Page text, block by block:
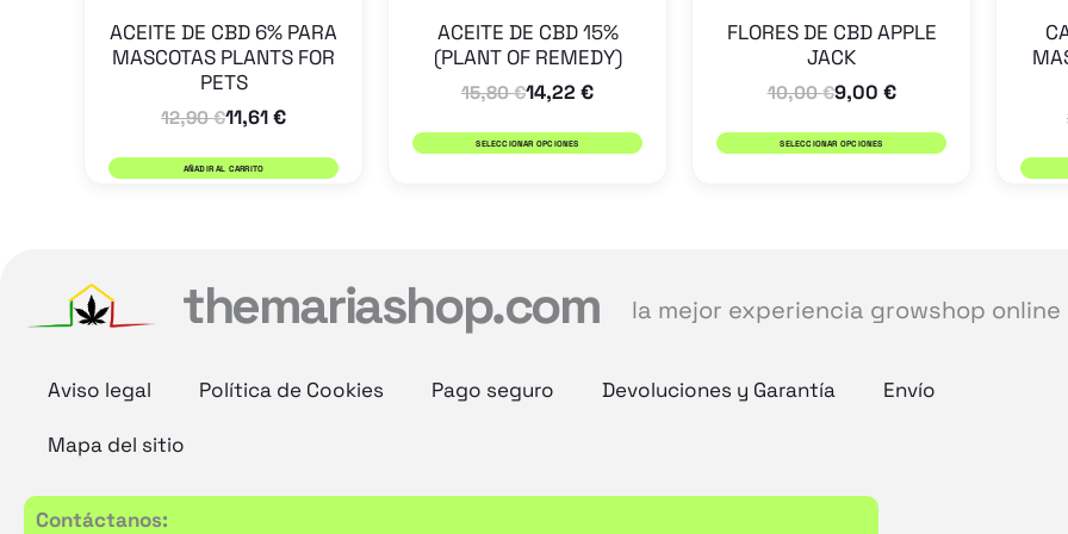
ACEITE DE CBD 6% PARA
MASCOTAS PLANTS FOR
PETS
12,90€11,61€
AÑADIR AL CARRITO
ACEITE DE CBD 15%
(PLANT OF REMEDY)
15,80€14,22 €
SELECCIONAR OPCIONES
de
FLORES DE CBD APPLE
JACK
10,00€9,00 €
SELECCIONAR OPCIONES
de
producto
themariashop.com la mejor experiencia growshop online
Aviso legal Política de Cookies Pago seguro Devoluciones y Garantía Envío
Mapa del sitio
Contáctanos: